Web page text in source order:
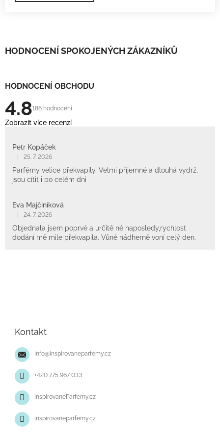
HODNOCENÍ SPOKOJENÝCH ZÁKAZNÍKŮ
HODNOCENÍ OBCHODU
4.8186 hodnocení
Zobrazit více recenzí
Petr Kopáček
25. 7. 2026
Parfémy velice překvapily. Velmi příjemné a dlouhá vydrž,
jsou cítit i po celém dni
Eva Majčiníková
24. 7. 2026
Objednala jsem poprvé a určitě né naposledy,rychlost
dodání mě mile překvapila. Vůně nádherně voní celý den.
Kontakt
Info@inspirovaneparfemy.cz
+420 775 967 033
InspirovaneParfemy.cz
inspirovaneparfemy.cz